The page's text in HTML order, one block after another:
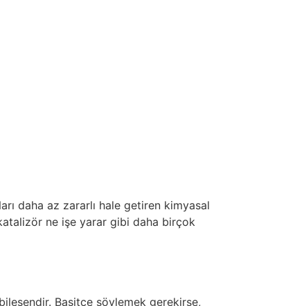
daha az zararlı hale getiren kimyasal
ne işe yarar gibi daha birçok
Basitçe söylemek gerekirse,